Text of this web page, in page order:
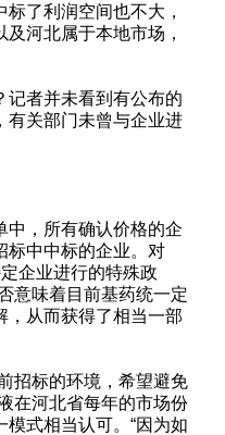
了利润空间也不大，
河北属于本地市场，
记者并未看到有公布的
有关部门未曾与企业进
中，所有确认价格的企
标中中标的企业。对
企业进行的特殊政
意味着目前基药统一定
，从而获得了相当一部
招标的环境，希望避免
在河北省每年的市场份
式相当认可。“因为如